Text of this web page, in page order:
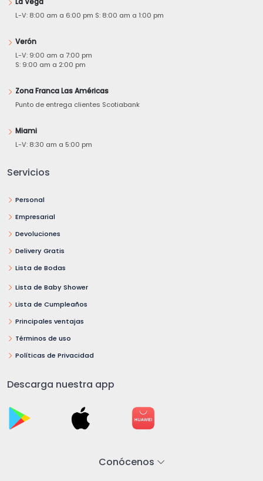
La Vega
L-V: 8:00 am a 6:00 pm S: 8:00 am a 1:00 pm
Verón
L-V: 9:00 am a 7:00 pm
S: 9:00 am a 2:00 pm
Zona Franca Las Américas
Punto de entrega clientes Scotiabank
Miami
L-V: 8:30 am a 5:00 pm
Servicios
Personal
Empresarial
Devoluciones
Delivery Gratis
Lista de Bodas
Lista de Baby Shower
Lista de Cumpleaños
Principales ventajas
Términos de uso
Políticas de Privacidad
Descarga nuestra app
Conócenos